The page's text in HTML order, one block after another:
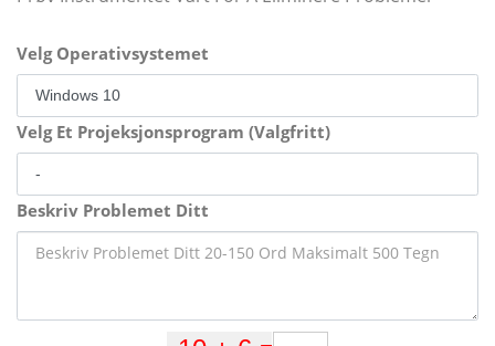
Velg Operativsystemet
Velg Et Projeksjonsprogram (Valgfritt)
Beskriv Problemet Ditt